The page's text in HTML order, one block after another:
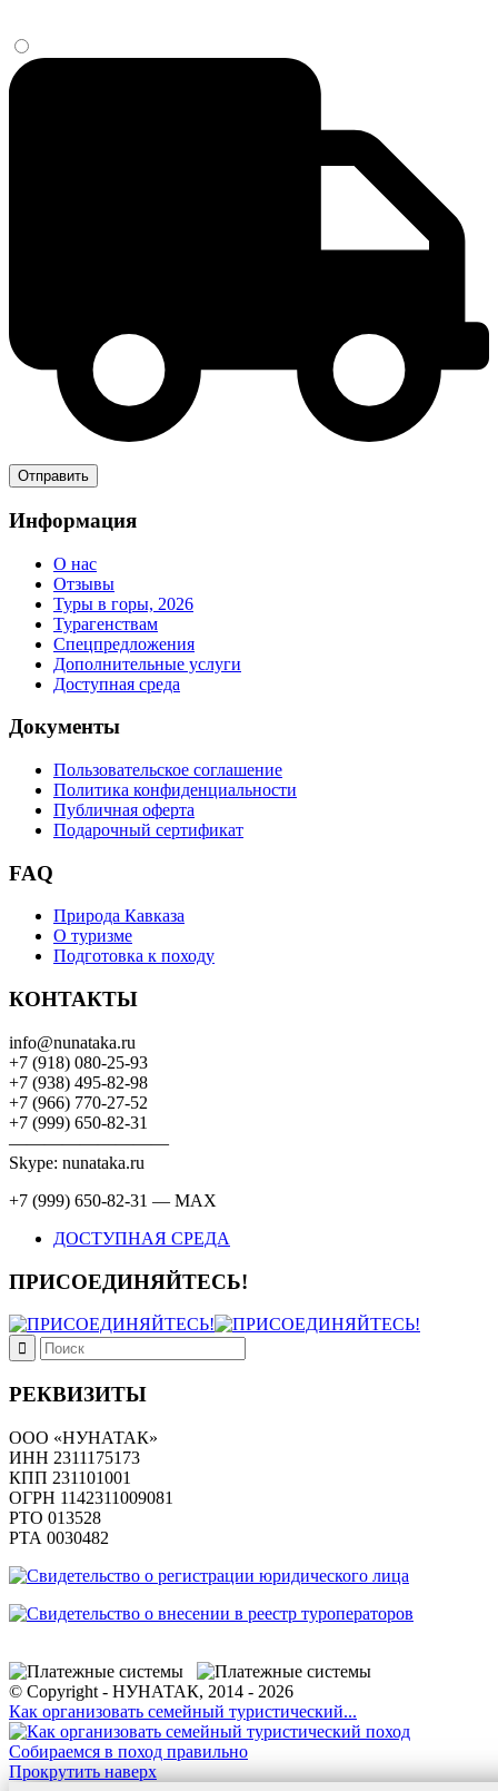
Информация
О нас
Отзывы
Туры в горы, 2026
Турагенствам
Спецпредложения
Дополнительные услуги
Доступная среда
Документы
Пользовательское соглашение
Политика конфиденциальности
Публичная оферта
Подарочный сертификат
FAQ
Природа Кавказа
О туризме
Подготовка к походу
КОНТАКТЫ
info@nunataka.ru
+7 (918) 080-25-93
+7 (938) 495-82-98
+7 (966) 770-27-52
+7 (999) 650-82-31
—————————
Skype: nunataka.ru
+7 (999) 650-82-31 — MAX
ДОСТУПНАЯ СРЕДА
ПРИСОЕДИНЯЙТЕСЬ!
РЕКВИЗИТЫ
ООО «НУНАТАК»
ИНН 2311175173
КПП 231101001
ОГРН 1142311009081
PTO 013528
РТА 0030482
© Copyright - НУНАТАК, 2014 - 2026
Как организовать семейный туристический...
Собираемся в поход правильно
Прокрутить наверх